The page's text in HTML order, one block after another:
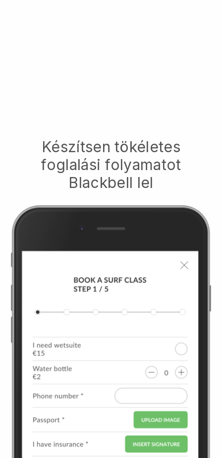
Készítsen tökéletes
foglalási folyamatot
Blackbell lel